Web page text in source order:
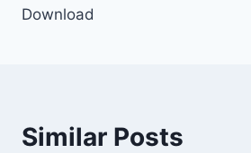
Download
Similar Posts